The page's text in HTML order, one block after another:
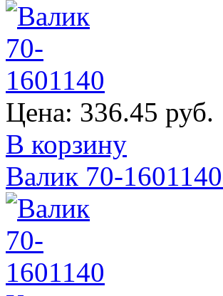
Цена: 336.45 руб.
В корзину
Валик 70-